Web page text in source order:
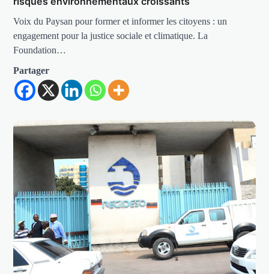
Voix du Paysan pour former et informer les citoyens : un
engagement pour la justice sociale et climatique. La
Foundation…
Partager